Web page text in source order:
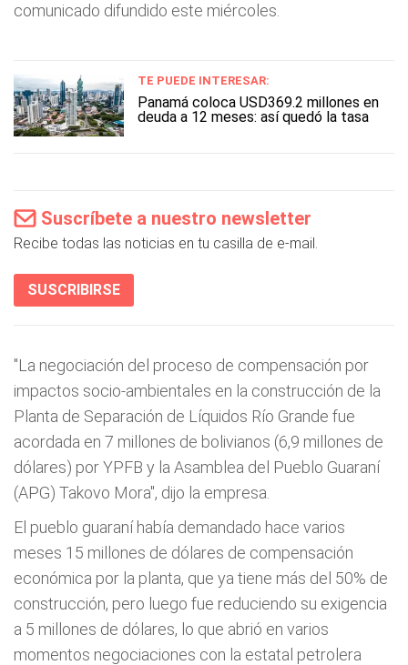
comunicado difundido este miércoles.
TE PUEDE INTERESAR:
Panamá coloca USD369.2 millones en
deuda a 12 meses: así quedó la tasa
Suscríbete a nuestro newsletter
Recibe todas las noticias en tu casilla de e-mail.
SUSCRIBIRSE
"La negociación del proceso de compensación por
impactos socio-ambientales en la construcción de la
Planta de Separación de Líquidos Río Grande fue
acordada en 7 millones de bolivianos (6,9 millones de
dólares) por YPFB y la Asamblea del Pueblo Guaraní
(APG) Takovo Mora", dijo la empresa.
El pueblo guaraní había demandado hace varios
meses 15 millones de dólares de compensación
económica por la planta, que ya tiene más del 50% de
construcción, pero luego fue reduciendo su exigencia
a 5 millones de dólares, lo que abrió en varios
momentos negociaciones con la estatal petrolera